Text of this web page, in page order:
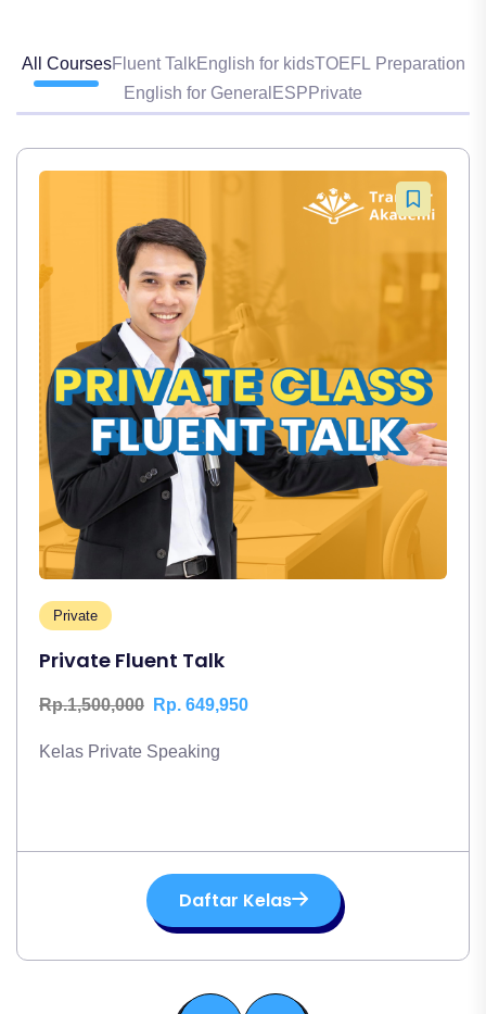
All CoursesFluent TalkEnglish for kidsTOEFL Preparation
English for General ESP Private
Private
Private Fluent Talk
Rp.1,500,000 Rp. 649,950
Kelas Private Speaking
Daftar Kelas